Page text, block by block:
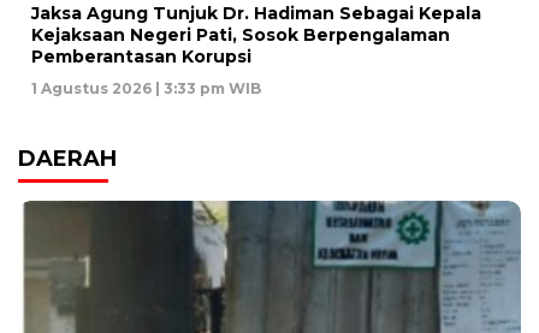
Jaksa Agung Tunjuk Dr. Hadiman Sebagai Kepala
Kejaksaan Negeri Pati, Sosok Berpengalaman
Pemberantasan Korupsi
1 Agustus 2026 | 3:33 pm WIB
DAERAH